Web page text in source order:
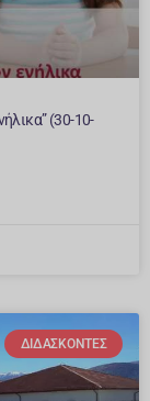
(30-10-
ΔΙΔΆΣΚΟΝΤΕΣ